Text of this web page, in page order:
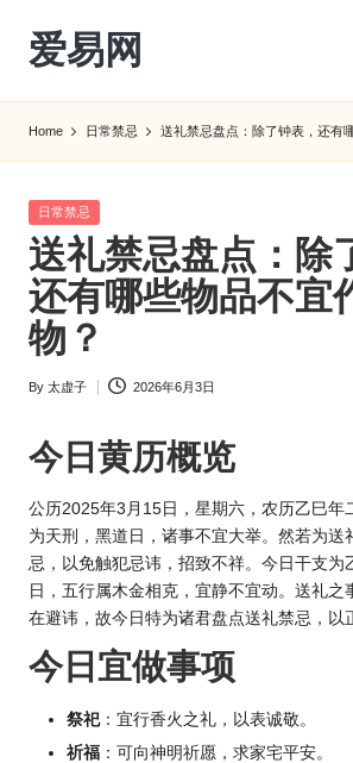
Skip
content
爱易网
转
农
历
阴
历
查
询
_2ebc.com
Home 日常禁忌 送礼禁忌盘点：除了钟表，还有
Posted
日常禁忌
送礼禁忌盘点：除
还有哪些物品不宜
物？
Posted
By 太虚子 2026年6月3日
今日 黄历概览
公历2025年3月15日，星期六，农历乙巳年
为天刑，黑道日，诸事不宜大举。然若为送
忌，以免触犯忌讳，招致不祥。今日干支为
日，五行属木金相克，宜静不宜动。送礼之
在避讳，故今日特为诸君盘点送礼禁忌，以
今日宜做事项
祭祀：宜行香火之礼，以表诚敬。
祈福 ：可向神明祈愿，求家宅平安。